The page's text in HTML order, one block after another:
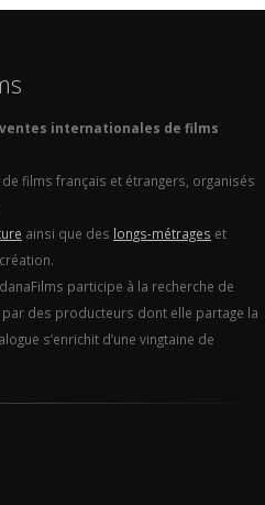
internationales de films
films français et étrangers, organisés
ainsi que des longs-métrages et
participe à la recherche de
des producteurs dont elle partage la
s’enrichit d’une vingtaine de